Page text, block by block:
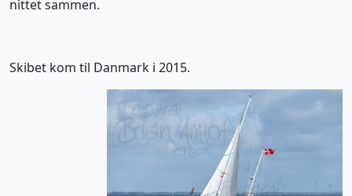
nittet sammen.
Skibet kom til Danmark i 2015.